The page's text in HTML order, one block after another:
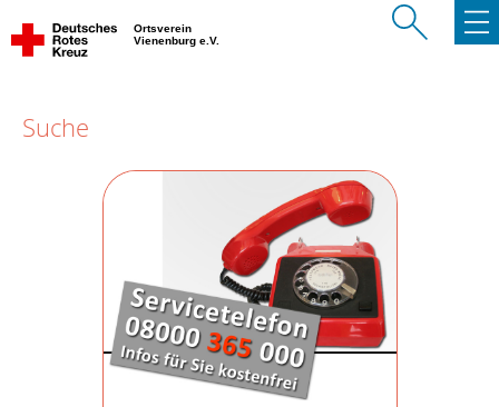
Ortsverein
Vienenburg e.V.
Suche